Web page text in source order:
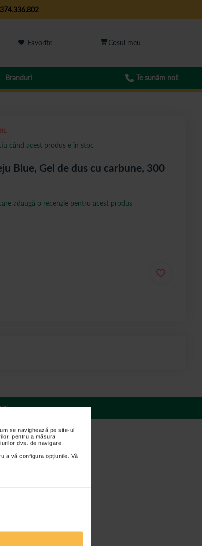
se navighează pe site-ul
pentru a măsura
dvs. de navigare.
a vă configura opțiunile. Vă
Favorite
Branduri Te sunăm noi!
Blue, Gel de dus cu carbune, 300
adaugă o recenzie pentru acest produs
când acest produs e în stoc